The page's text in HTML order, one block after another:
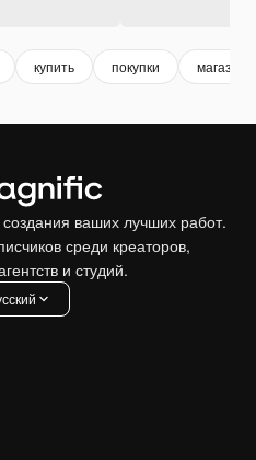
купить покупки магазин
ваших лучших работ.
среди креаторов,
и студий.